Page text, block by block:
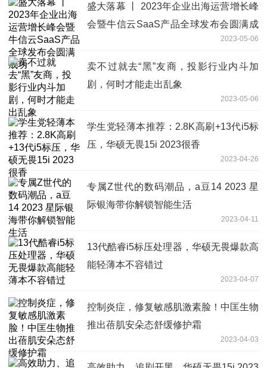
盛大落幕 丨 2023年企业出海运营增长峰
会暨牛信云SaaS产品全球发布会圆满成
2023-05-06
卖不过就去“黑”友商，投影行业内斗加
剧，何时才能走出乱象
2023-05-06
学生党轻薄本推荐：2.8K高刷+13代i5标
压，华硕无畏15i 2023很香
2023-04-26
专属Z世代的数码潮品，a豆14 2023 星
际银海带你解锁智能生活
2023-04-11
13代酷睿i5标压处理器，华硕无畏爆款高
能轻薄本不容错过
2023-04-07
控制炎症，修复敏感肌激素脸！中匡生物
推出蓓肌安朵态舒缓修护霜
2023-04-03